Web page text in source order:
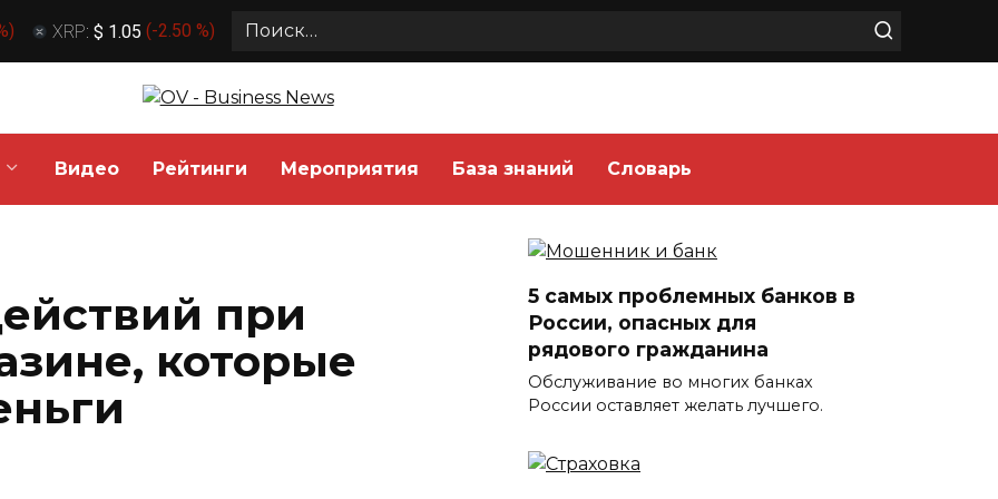
) XRP: $ 1.05 (-2.50 %)
Search
Видео Рейтинги Мероприятия База знаний Словарь
при
которые
5 самых проблемных банков в
России, опасных для
рядового гражданина
Обслуживание во многих банках
России оставляет желать лучшего.